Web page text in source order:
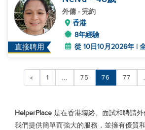
直接聘用
外傭 - 完約
香港
8年經驗
從 10日10月2026年 |
« 1 ... 75 76 77
HelperPlace 是在香港聯絡、面試和聘請外
我們提供簡單而強大的服務，並擁有優質